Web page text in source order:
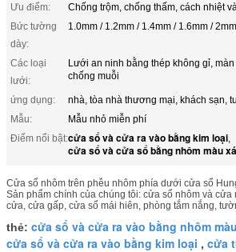
Ưu điểm:
Chống trộm, chống thấm, cách nhiệt
Bức tường
dày:
1.0mm / 1.2mm / 1.4mm / 1.6mm / 2mm
Các loại
lưới:
Lưới an ninh bằng thép không gỉ,
chống muỗi
ứng dụng:
nhà, tòa nhà thương mại, khách sạn,
Mẫu:
Mẫu nhỏ miễn phí
Điểm nổi bật:cửa sổ và cửa ra vào bằng kim loại,
cửa sổ và cửa sổ bằng nhôm màu
Cửa sổ nhôm trên phễu nhôm phía dưới cửa sổ
Sản phẩm chính của chúng tôi: cửa sổ nhôm và cửa
cửa, cửa gấp, cửa sổ mái hiên, phòng tắm nắng,
thẻ: cửa sổ và cửa ra vào bằng nhôm
cửa sổ và cửa ra vào bằng kim loại , cửa